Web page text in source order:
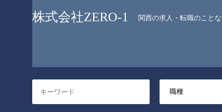
株式会社ZERO-1 関西の求人・転職のこと